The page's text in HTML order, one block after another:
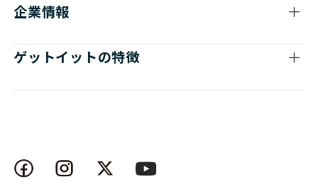
企業情報
ゲットイットの特徴